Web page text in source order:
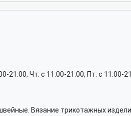
21:00, Чт: c 11:00-21:00, Пт: c
Вязание трикотажных